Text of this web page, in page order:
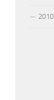
2010